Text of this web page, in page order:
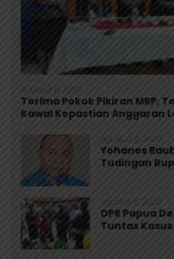
Agustus 6, 2026
Terima Pokok Pikiran MRP,
Kawal Kepastian Anggaran
Agustus 6, 2026
Yohanes
Tudingan
Agustus 5, 2026
DPR Papua
Tuntas